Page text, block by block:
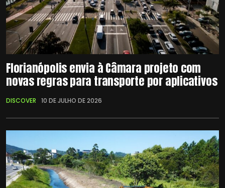
Florianópolis envia à Câmara projeto com
novas regras para transporte por aplicativos
DISCOVER 10 DE JULHO DE 2026